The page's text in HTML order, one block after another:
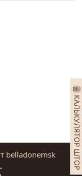
КАЛЬКУЛЯТОР ШТОР
belladonemsk